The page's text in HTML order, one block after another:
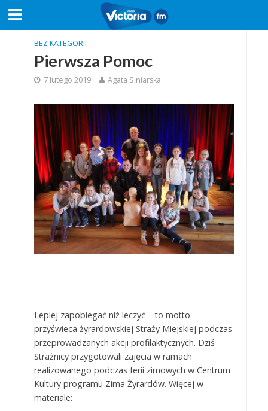
BEZ KATEGORII
Pierwsza Pomoc
7 lutego 2019 Agata Siniarska
Lepiej zapobiegać niż leczyć – to motto
przyświeca żyrardowskiej Straży Miejskiej podczas
przeprowadzanych akcji profilaktycznych. Dziś
Strażnicy przygotowali zajęcia w ramach
realizowanego podczas ferii zimowych w Centrum
Kultury programu Zima Żyrardów. Więcej w
materiale: